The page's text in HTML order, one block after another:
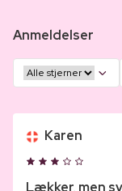
Anmeldelser
Karen